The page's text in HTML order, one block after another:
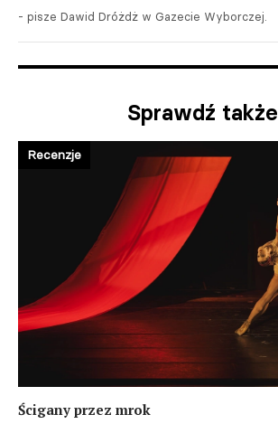
- pisze Dawid Dróżdż w Gazecie Wyborczej.
Sprawdź także
Ścigany przez mrok
Recenzje